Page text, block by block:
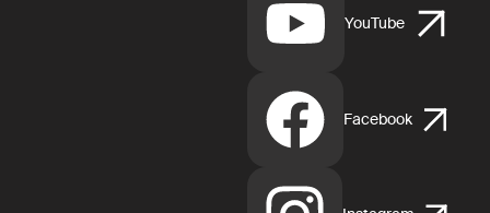
YouTube
Facebook